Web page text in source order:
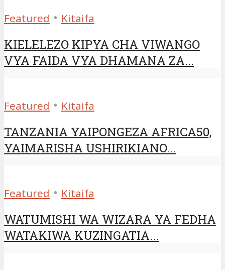
Featured • Kitaifa
KIELELEZO KIPYA CHA VIWANGO
VYA FAIDA VYA DHAMANA ZA...
Featured • Kitaifa
TANZANIA YAIPONGEZA AFRICA50,
YAIMARISHA USHIRIKIANO...
Featured • Kitaifa
WATUMISHI WA WIZARA YA FEDHA
WATAKIWA KUZINGATIA...